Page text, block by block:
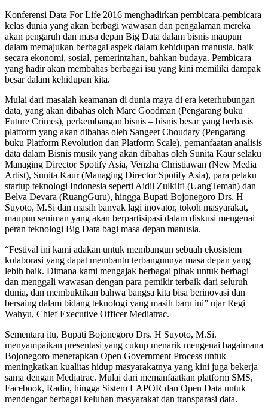
Konferensi Data For Life 2016 menghadirkan pembicara-pembicara
kelas dunia yang akan berbagi wawasan dan pengalaman mereka
akan pengaruh dan masa depan Big Data dalam bisnis maupun
dalam memajukan berbagai aspek dalam kehidupan manusia, baik
secara ekonomi, sosial, pemerintahan, bahkan budaya. Pembicara
yang hadir akan membahas berbagai isu yang kini memiliki dampak
besar dalam kehidupan kita.
Mulai dari masalah keamanan di dunia maya di era keterhubungan
data, yang akan dibahas oleh Marc Goodman (Pengarang buku
Future Crimes), perkembangan bisnis – bisnis besar yang berbasis
platform yang akan dibahas oleh Sangeet Choudary (Pengarang
buku Platform Revolution dan Platform Scale), pemanfaatan analisis
data dalam Bisnis musik yang akan dibahas oleh Sunita Kaur selaku
Managing Director Spotify Asia, Venzha Christiawan (New Media
Artist), Sunita Kaur (Managing Director Spotify Asia), para pelaku
startup teknologi Indonesia seperti Aidil Zulkilfi (UangTeman) dan
Belva Devara (RuangGuru), hingga Bupati Bojonegoro Drs. H
Suyoto, M.Si dan masih banyak lagi inovator, tokoh masyarakat,
maupun seniman yang akan berpartisipasi dalam diskusi mengenai
peran teknologi Big Data bagi masa depan manusia.
“Festival ini kami adakan untuk membangun sebuah ekosistem
kolaborasi yang dapat membantu terbangunnya masa depan yang
lebih baik. Dimana kami mengajak berbagai pihak untuk berbagi
dan menggali wawasan dengan para pemikir terbaik dari seluruh
dunia, dan membuktikan bahwa bangsa kita bisa berinovasi dan
bersaing dalam bidang teknologi yang masih baru ini” ujar Regi
Wahyu, Chief Executive Officer Mediatrac.
Sementara itu, Bupati Bojonegoro Drs. H Suyoto, M.Si.
menyampaikan presentasi yang cukup menarik mengenai bagaimana
Bojonegoro menerapkan Open Government Process untuk
meningkatkan kualitas hidup masyarakatnya yang kini juga bekerja
sama dengan Mediatrac. Mulai dari memanfaatkan platform SMS,
Facebook, Radio, hingga Sistem LAPOR dan Open Data untuk
mendengar berbagai keluhan masyarakat dan transparasi data.